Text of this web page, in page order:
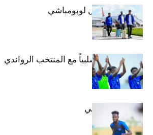
بعثة الهلال تصل لوبومباشي
الهلال يتعادل سلبياً مع المنتخب الرواندي
إعدادياً
كنن يصل كيجالي